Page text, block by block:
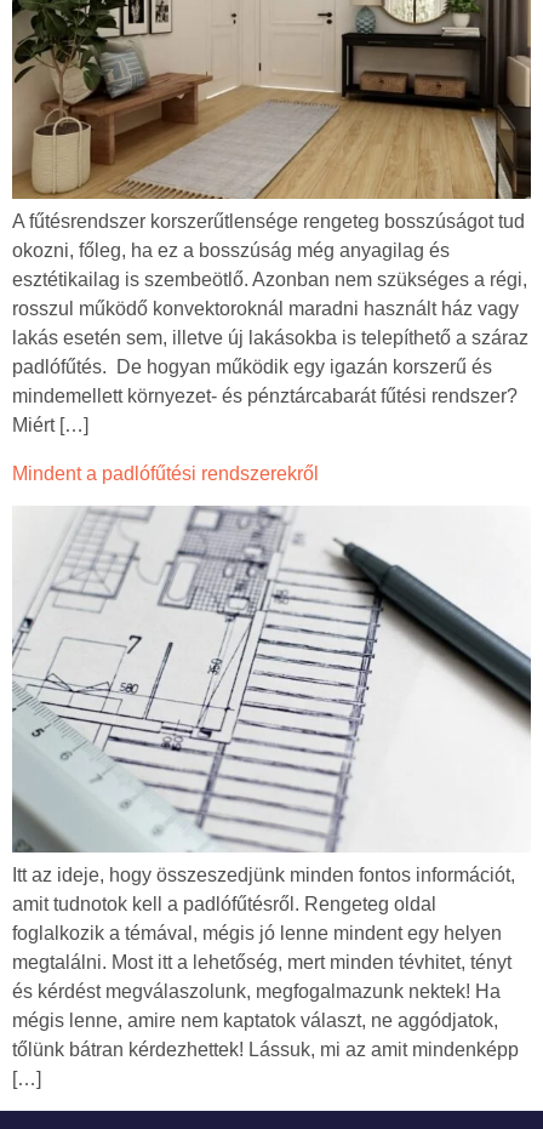
A fűtésrendszer korszerűtlensége rengeteg bosszúságot tud
okozni, főleg, ha ez a bosszúság még anyagilag és
esztétikailag is szembeötlő. Azonban nem szükséges a régi,
rosszul működő konvektoroknál maradni használt ház vagy
lakás esetén sem, illetve új lakásokba is telepíthető a száraz
padlófűtés. De hogyan működik egy igazán korszerű és
mindemellett környezet- és pénztárcabarát fűtési rendszer?
Miért […]
Mindent a padlófűtési rendszerekről
Itt az ideje, hogy összeszedjünk minden fontos információt,
amit tudnotok kell a padlófűtésről. Rengeteg oldal
foglalkozik a témával, mégis jó lenne mindent egy helyen
megtalálni. Most itt a lehetőség, mert minden tévhitet, tényt
és kérdést megválaszolunk, megfogalmazunk nektek! Ha
mégis lenne, amire nem kaptatok választ, ne aggódjatok,
tőlünk bátran kérdezhettek! Lássuk, mi az amit mindenképp
[…]